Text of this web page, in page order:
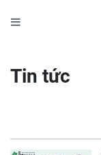
Tin tức